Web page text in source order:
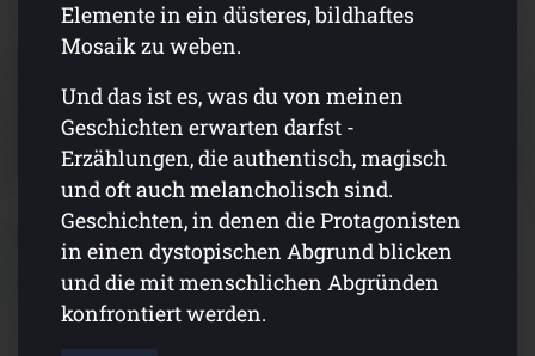
Elemente in ein düsteres, bildhaftes
Mosaik zu weben.
Und das ist es, was du von meinen
Geschichten erwarten darfst -
Erzählungen, die authentisch, magisch
und oft auch melancholisch sind.
Geschichten, in denen die Protagonisten
in einen dystopischen Abgrund blicken
und die mit menschlichen Abgründen
konfrontiert werden.